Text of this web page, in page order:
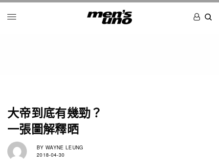
大帝到底有幾勁？
一張圖解釋晒
BY WAYNE LEUNG
2018-04-30